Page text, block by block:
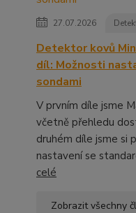
27.07.2026
Detektor kovů
díl: Možnosti
sondami
V prvním díle jsme
včetně přehledu
druhém díle jsme si
nastavení se
celé
Zobrazit všechny